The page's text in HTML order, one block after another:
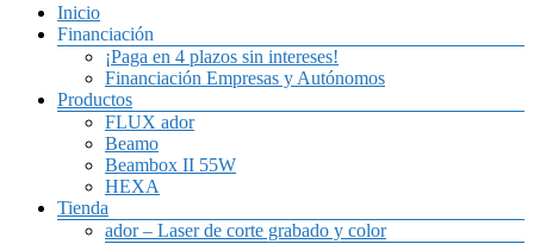
Inicio
Financiación
¡Paga en 4 plazos sin intereses!
Financiación Empresas y Autónomos
Productos
FLUX ador
Beamo
Beambox II 55W
HEXA
Tienda
ador – Laser de corte grabado y color